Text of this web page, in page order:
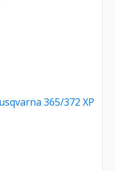
365/372 XP